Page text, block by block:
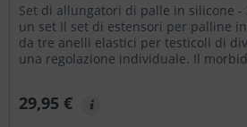
Set di allungatori di palle in silicone
un set Il set di estensori per palline
da tre anelli elastici per testicoli di
una regolazione individuale. Il
29,95 €